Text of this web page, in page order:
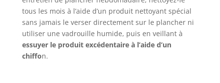
tous les mois à l’aide d’un produit nettoyant spécial
sans jamais le verser directement sur le plancher ni
utiliser une vadrouille humide, puis en veillant à
essuyer le produit excédentaire à l’aide d’un
chiffon.